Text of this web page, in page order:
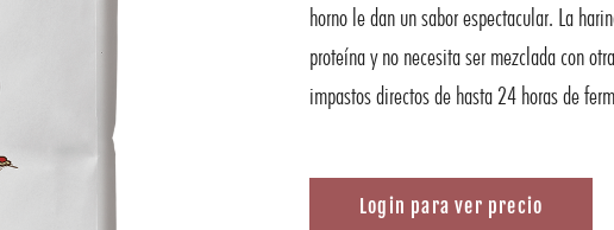
horno le dan un sabor espectacular. La
proteína y no necesita ser mezclada con
impastos directos de hasta 24 horas de
Login para ver precio